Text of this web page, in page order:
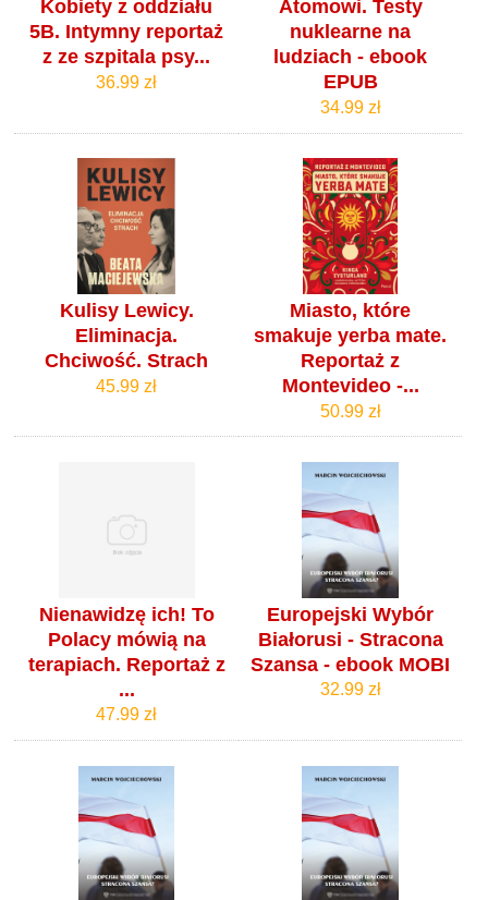
Kobiety z oddziału
5B. Intymny reportaż
z ze szpitala psy...
36.99 zł
Atomowi. Testy
nuklearne na
ludziach - ebook
EPUB
34.99 zł
Kulisy Lewicy.
Eliminacja.
Chciwość. Strach
45.99 zł
Miasto, które
smakuje yerba mate.
Reportaż z
Montevideo -...
50.99 zł
Nienawidzę ich! To
Polacy mówią na
terapiach. Reportaż z
...
47.99 zł
Europejski Wybór
Białorusi - Stracona
Szansa - ebook MOBI
32.99 zł